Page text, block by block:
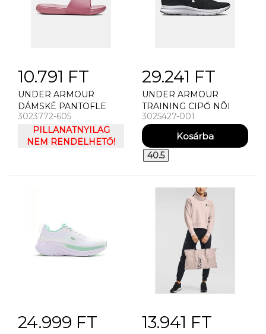
10.791 FT
UNDER ARMOUR
DÁMSKÉ PANTOFLE
UNDER ARMOUR UA W
ANSA FIX SL
3023772-605
PILLANATNYILAG
NEM RENDELHETŐ!
29.241 FT
UNDER ARMOUR
TRAINING CIPŐ NÕI
CIPÕK UNDER
ARMOUR UA W
CHARGED IMPULSE 3
3025427-001
40.5
24.999 FT 13.941 FT